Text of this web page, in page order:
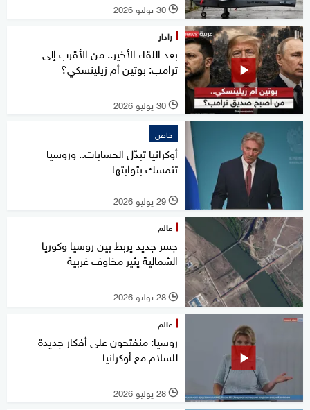
l 30 يوليو 2026
رادار
بعد اللقاء الأخير.. من الأقرب إلى
ترامب: بوتين أم زيلينسكي؟
l 30 يوليو 2026
خاص
أوكرانيا تبدّل الحسابات.. وروسيا
تتمسك بثوابتها
l 29 يوليو 2026
عالم
جسر جديد يربط بين روسيا وكوريا
الشمالية يثير مخاوف غربية
l 28 يوليو 2026
عالم
روسيا: منفتحون على أفكار جديدة
للسلام مع أوكرانيا
l 28 يوليو 2026